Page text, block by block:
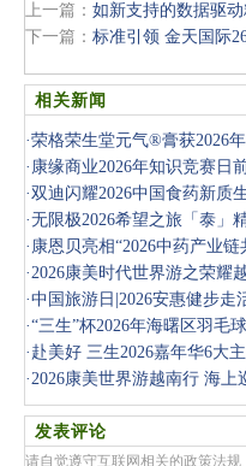
上一篇： 如新支持的数据驱
下一篇： 标准引领 金天国际
相关新闻
·荣格荣生堂元气®膏获2026
· 康缘商业2026年知识竞赛日
·双迪闪耀2026中国食药新质
·无限极2026希望之旅「泰」
· 康恩贝亮相“2026中药产业
·2026康美时代世界游之荣耀
·中国旅游日|2026安惠健步走
·“三生”杯2026年海曙区羽毛
· 赴美好 三生2026嘉年华6大
·2026康美世界游越南行 海上
发表评论
请自觉遵守互联网相关的政策法规